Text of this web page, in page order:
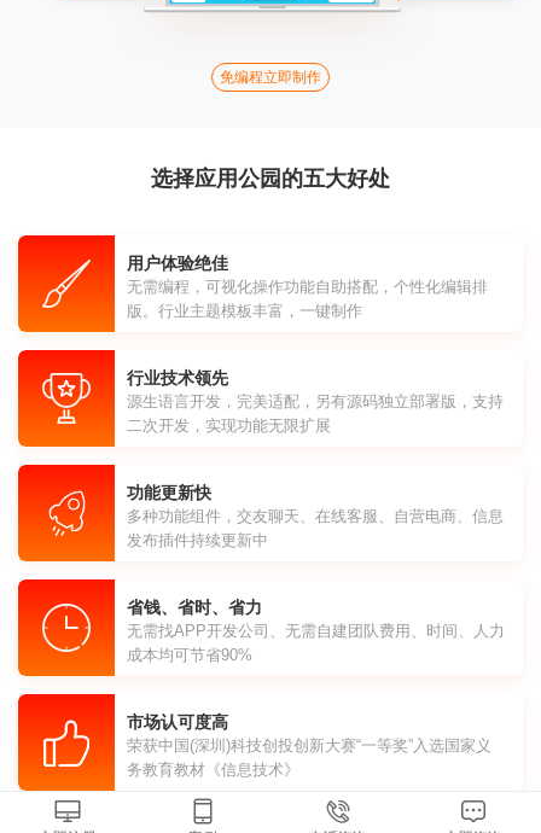
免编程立即制作
选择应用公园的五大好处
用户体验绝佳
无需编程，可视化操作功能自助搭配，个性化编辑排
版。行业主题模板丰富，一键制作
行业技术领先
源生语言开发，完美适配，另有源码独立部署版，支持
二次开发，实现功能无限扩展
功能更新快
多种功能组件，交友聊天、在线客服、自营电商、信息
发布插件持续更新中
省钱、省时、省力
无需找APP开发公司、无需自建团队费用、时间、人力
成本均可节省90%
市场认可度高
荣获中国(深圳)科技创投创新大赛“一等奖”入选国家义
务教育教材《信息技术》